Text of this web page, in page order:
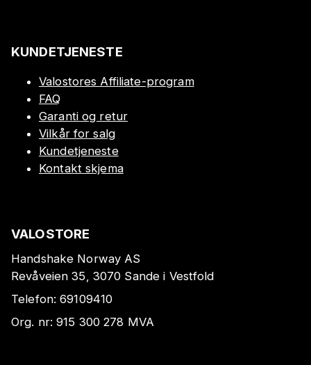
KUNDETJENESTE
Valostores Affiliate-program
FAQ
Garanti og retur
Vilkår for salg
Kundetjeneste
Kontakt skjema
VALOSTORE
Handshake Norway AS
Revåveien 35, 3070 Sande i Vestfold
Telefon:69109410
Org. nr:915 300 278 MVA